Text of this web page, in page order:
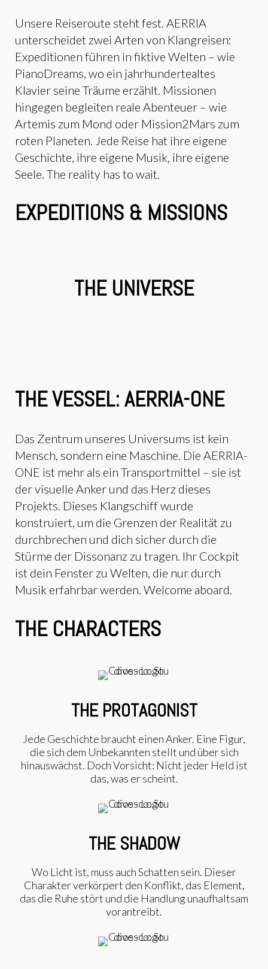
Unsere Reiseroute steht fest. AERRIA
unterscheidet zwei Arten von Klangreisen:
Expeditionen führen in fiktive Welten – wie
PianoDreams, wo ein jahrhundertealtes
Klavier seine Träume erzählt. Missionen
hingegen begleiten reale Abenteuer – wie
Artemis zum Mond oder Mission2Mars zum
roten Planeten. Jede Reise hat ihre eigene
Geschichte, ihre eigene Musik, ihre eigene
Seele. The reality has to wait.
EXPEDITIONS & MISSIONS
THE UNIVERSE
THE VESSEL: AERRIA-ONE
Das Zentrum unseres Universums ist kein
Mensch, sondern eine Maschine. Die AERRIA-
ONE ist mehr als ein Transportmittel – sie ist
der visuelle Anker und das Herz dieses
Projekts. Dieses Klangschiff wurde
konstruiert, um die Grenzen der Realität zu
durchbrechen und dich sicher durch die
Stürme der Dissonanz zu tragen. Ihr Cockpit
ist dein Fenster zu Welten, die nur durch
Musik erfahrbar werden. Welcome aboard.
THE CHARACTERS
THE PROTAGONIST
Jede Geschichte braucht einen Anker. Eine Figur,
die sich dem Unbekannten stellt und über sich
hinauswächst. Doch Vorsicht: Nicht jeder Held ist
das, was er scheint.
THE SHADOW
Wo Licht ist, muss auch Schatten sein. Dieser
Charakter verkörpert den Konflikt, das Element,
das die Ruhe stört und die Handlung unaufhaltsam
vorantreibt.